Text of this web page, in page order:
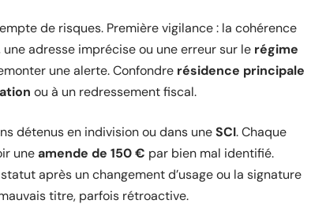
de risques. Première vigilance : la cohérence
adresse imprécise ou une erreur sur le régime
une alerte. Confondre résidence principale
ou à un redressement fiscal.
détenus en indivision ou dans uneSCI. Chaque
uneamende de 150 € par bien mal identifié.
après un changement d’usage ou la signature
titre, parfois rétroactive.